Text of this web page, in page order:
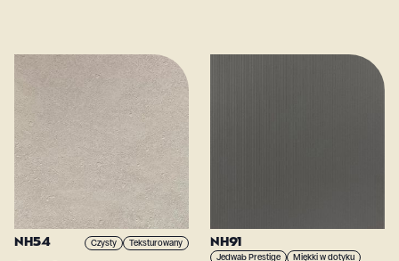
NH54 Czysty Teksturowany NH91
Jedwab Prestige Miękki w dotyku